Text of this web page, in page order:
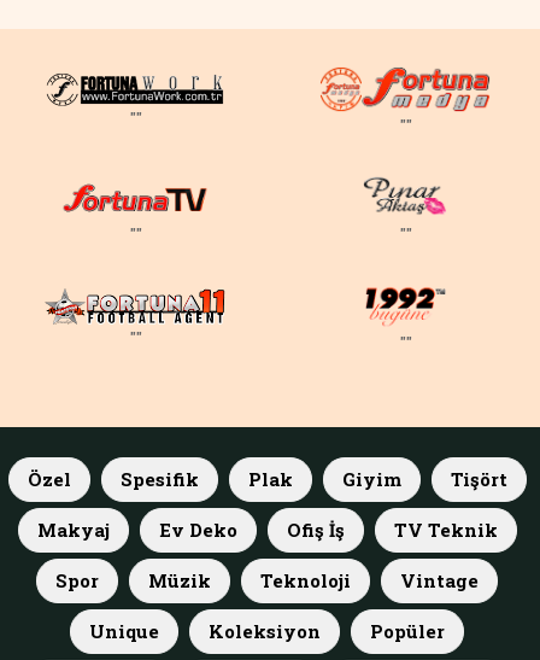
"" ""
"" ""
"" ""
Özel Spesifik Plak Giyim Tişört
Makyaj Ev Deko Ofiş İş TV Teknik
Spor Müzik Teknoloji Vintage
Unique Koleksiyon Popüler